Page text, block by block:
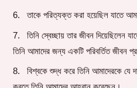
তাকে পরিত্যক্ত করা হয়েছিল যাতে
তিনি স্বেচ্ছায় তার জীবন দিয়েছিলেন
তিনি আমাদের জন্য একটি পরিবর্তিত জীবন
বিশ্বকে শুদ্ধ করে তিনি আমাদেরকে যে